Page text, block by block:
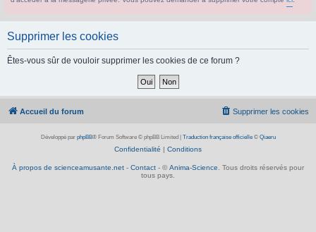
Supprimer les cookies
Êtes-vous sûr de vouloir supprimer les cookies de ce forum ?
Accueil du forum Supprimer les cookies
Développé par phpBB® Forum Software © phpBB Limited Traduction française officielle© Qiaeru
Confidentialité | Conditions
À propos de scienceamusante.net - Contact - © Anima-Science . Tous droits réservés pour
tous pays.